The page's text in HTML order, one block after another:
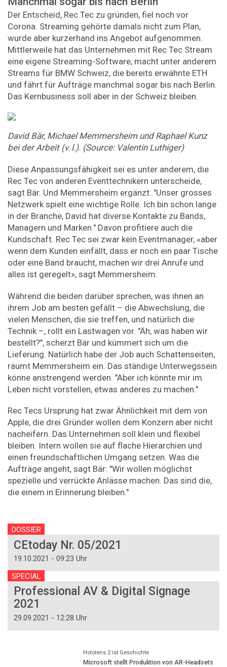
Der Entscheid, Rec Tec zu gründen, fiel noch vor
Corona. Streaming gehörte damals nicht zum Plan,
wurde aber kurzerhand ins Angebot aufgenommen.
Mittlerweile hat das Unternehmen mit Rec Tec Stream
eine eigene Streaming-Software, macht unter anderem
Streams für BMW Schweiz, die bereits erwähnte ETH
und fährt für Aufträge manchmal sogar bis nach Berlin.
Das Kernbusiness soll aber in der Schweiz bleiben.
David Bär, Michael Memmersheim und Raphael Kunz
bei der Arbeit (v. l.). (Source: Valentin Luthiger)
Diese Anpassungsfähigkeit sei es unter anderem, die
Rec Tec von anderen Eventtechnikern unterscheide,
sagt Bär. Und Memmersheim ergänzt: "Unser grosses
Netzwerk spielt eine wichtige Rolle. Ich bin schon lange
in der Branche, David hat diverse Kontakte zu Bands,
Managern und Marken." Davon profitiere auch die
Kundschaft. Rec Tec sei zwar kein Eventmanager, «aber
wenn dem Kunden einfällt, dass er noch ein paar Tische
oder eine Band braucht, machen wir drei Anrufe und
alles ist geregelt», sagt Memmersheim.
Während die beiden darüber sprechen, was ihnen an
ihrem Job am besten gefällt – die Abwechslung, die
vielen Menschen, die sie treffen, und natürlich die
Technik –, rollt ein Lastwagen vor. "Äh, was haben wir
bestellt?", scherzt Bär und kümmert sich um die
Lieferung. Natürlich habe der Job auch Schattenseiten,
räumt Memmersheim ein. Das ständige Unterwegssein
könne anstrengend werden. "Aber ich könnte mir im
Leben nicht vorstellen, etwas anderes zu machen."
Rec Tecs Ursprung hat zwar Ähnlichkeit mit dem von
Apple, die drei Gründer wollen dem Konzern aber nicht
nacheifern. Das Unternehmen soll klein und flexibel
bleiben. Intern wollen sie auf flache Hierarchien und
einen freundschaftlichen Umgang setzen. Was die
Aufträge angeht, sagt Bär: "Wir wollen möglichst
spezielle und verrückte Anlässe machen. Das sind die,
die einem in Erinnerung bleiben."
DOSSIER
CEtoday Nr. 05/2021
19.10.2021 - 09:23 Uhr
SPECIAL
Professional AV & Digital Signage
2021
29.09.2021 - 12:28 Uhr
Hololens 2 ist Geschichte
Microsoft stellt Produktion von AR-Headsets